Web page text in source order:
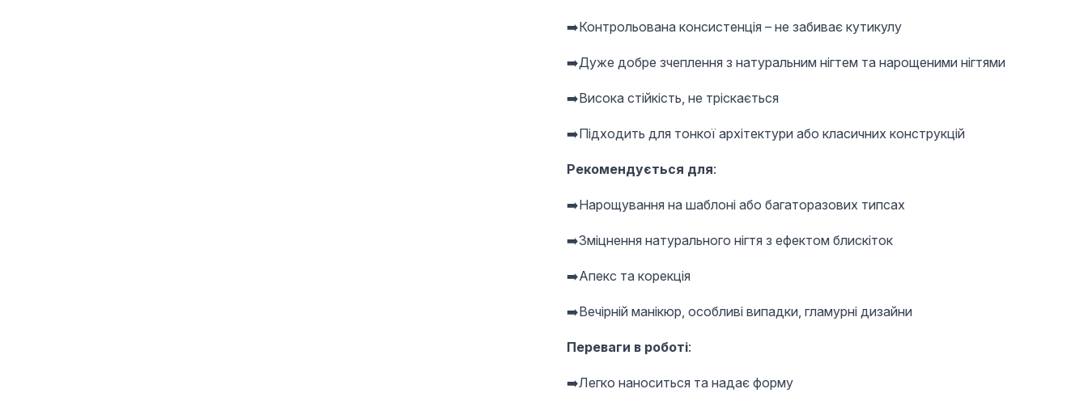
➡️Контрольована консистенція – не забиває кутикулу
➡️Дуже добре зчеплення з натуральним нігтем та нарощеними нігтями
➡️Висока стійкість, не тріскається
➡️Підходить для тонкої архітектури або класичних конструкцій
Рекомендується для:
➡️Нарощування на шаблоні або багаторазових типсах
➡️Зміцнення натурального нігтя з ефектом блискіток
➡️Апекс та корекція
➡️Вечірній манікюр, особливі випадки, гламурні дизайни
Переваги в роботі:
➡️Легко наноситься та надає форму